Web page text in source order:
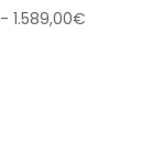
- 1.589,00€